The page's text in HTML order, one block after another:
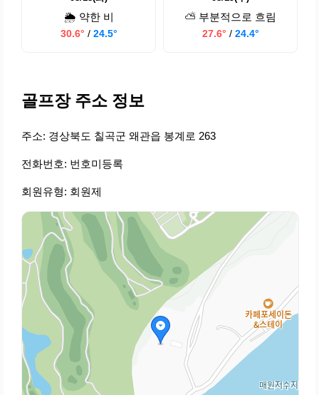
🌦️ 약한 비
30.6° / 24.5°
⛅ 부분적으로 흐림
27.6° / 24.4°
골프장 주소 정보
주소: 경상북도 칠곡군 왜관읍 봉계로 263
전화번호: 번호미등록
회원유형: 회원제